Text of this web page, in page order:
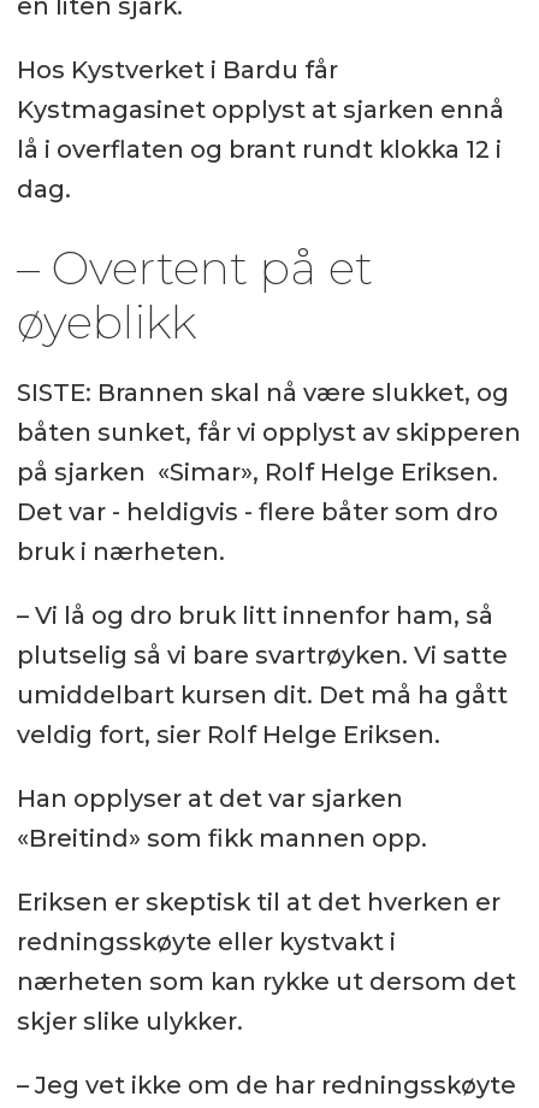
en liten sjark.
Hos Kystverket i Bardu får
Kystmagasinet opplyst at sjarken ennå
lå i overflaten og brant rundt klokka 12 i
dag.
– Overtent på et
øyeblikk
SISTE: Brannen skal nå være slukket, og
båten sunket, får vi opplyst av skipperen
på sjarken «Simar», Rolf Helge Eriksen.
Det var - heldigvis - flere båter som dro
bruk i nærheten.
– Vi lå og dro bruk litt innenfor ham, så
plutselig så vi bare svartrøyken. Vi satte
umiddelbart kursen dit. Det må ha gått
veldig fort, sier Rolf Helge Eriksen.
Han opplyser at det var sjarken
«Breitind» som fikk mannen opp.
Eriksen er skeptisk til at det hverken er
redningsskøyte eller kystvakt i
nærheten som kan rykke ut dersom det
skjer slike ulykker.
– Jeg vet ikke om de har redningsskøyte